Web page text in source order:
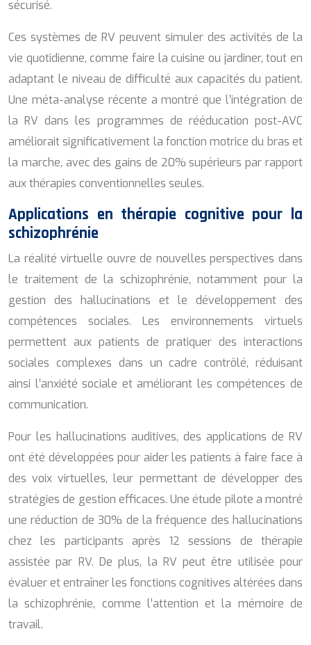
sécurisé.
Ces systèmes de RV peuvent simuler des activités de la
vie quotidienne, comme faire la cuisine ou jardiner, tout en
adaptant le niveau de difficulté aux capacités du patient.
Une méta-analyse récente a montré que l’intégration de
la RV dans les programmes de rééducation post-AVC
améliorait significativement la fonction motrice du bras et
la marche, avec des gains de 20% supérieurs par rapport
aux thérapies conventionnelles seules.
Applications en thérapie cognitive pour la
schizophrénie
La réalité virtuelle ouvre de nouvelles perspectives dans
le traitement de la schizophrénie, notamment pour la
gestion des hallucinations et le développement des
compétences sociales. Les environnements virtuels
permettent aux patients de pratiquer des interactions
sociales complexes dans un cadre contrôlé, réduisant
ainsi l’anxiété sociale et améliorant les compétences de
communication.
Pour les hallucinations auditives, des applications de RV
ont été développées pour aider les patients à faire face à
des voix virtuelles, leur permettant de développer des
stratégies de gestion efficaces. Une étude pilote a montré
une réduction de 30% de la fréquence des hallucinations
chez les participants après 12 sessions de thérapie
assistée par RV. De plus, la RV peut être utilisée pour
évaluer et entraîner les fonctions cognitives altérées dans
la schizophrénie, comme l’attention et la mémoire de
travail.